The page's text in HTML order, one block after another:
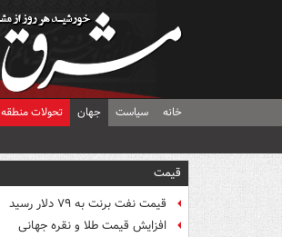
خانه سیاست جهان تحولات منطقه
قیمت
قیمت نفت برنت به ۷۹ دلار رسید
افزایش قیمت طلا و نقره جهانی